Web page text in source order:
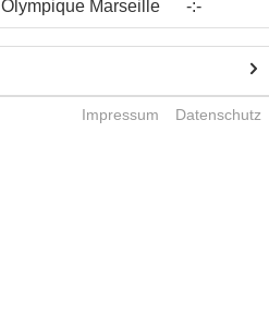
Olympique Marseille -:-
Impressum Datenschutz